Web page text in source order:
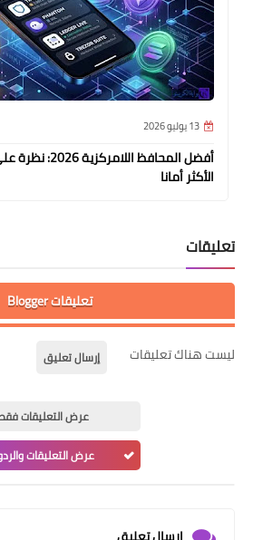
13 يوليو 2026
الأكثر أمانا
تعليقات
تعليقات Blogger
ليست هناك تعليقات إرسال تعليق
عرض التعليقات
عرض التعليقات